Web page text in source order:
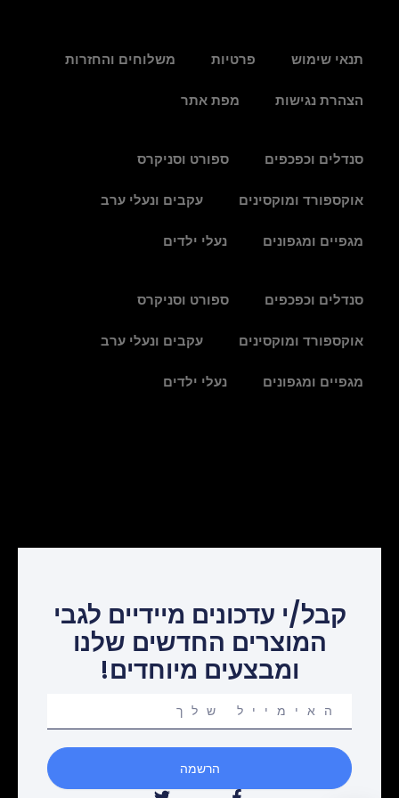
תנאי שימוש פרטיות משלוחים והחזרות
הצהרת נגישות מפת אתר
סנדלים וכפכפים ספורט וסניקרס
אוקספורד ומוקסינים עקבים ונעלי ערב
מגפיים ומגפונים נעלי ילדים
סנדלים וכפכפים ספורט וסניקרס
אוקספורד ומוקסינים עקבים ונעלי ערב
מגפיים ומגפונים נעלי ילדים
קבל/י עדכונים מיידיים לגבי
המוצרים החדשים שלנו
ומבצעים מיוחדים!
email
הרשמה